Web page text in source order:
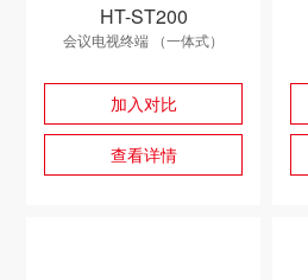
HT-ST200
会议电视终端 （一体式）
加入对比
查看详情